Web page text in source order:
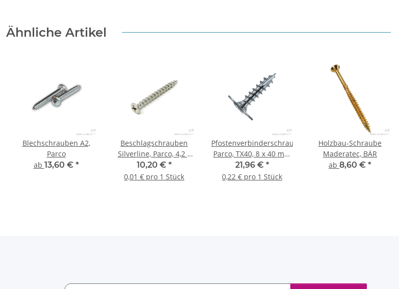
Ähnliche Artikel
Blechschrauben A2,
Parco
ab 13,60 € *
Beschlagschrauben
Silverline, Parco, 4,2 x
40 mm - 1.000 Stk.
10,20 € *
0,01 € pro 1 Stück
Pfostenverbinderschraube,
Parco, TX40, 8 x 40 mm
- 100 Stk.
21,96 € *
0,22 € pro 1 Stück
Holzbau-Schraube
Maderatec, BÄR
ab 8,60 € *